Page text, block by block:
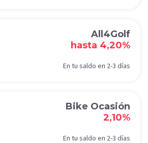
All4Golf
hasta 4,20%
En tu saldo en 2-3 días
Bike Ocasión
2,10%
En tu saldo en 2-3 días